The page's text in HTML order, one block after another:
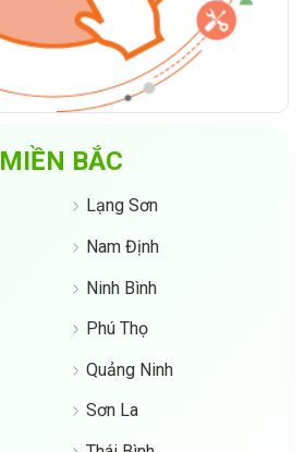
MIỀN BẮC
Lạng Sơn
Nam Định
Ninh Bình
Phú Thọ
Quảng Ninh
Sơn La